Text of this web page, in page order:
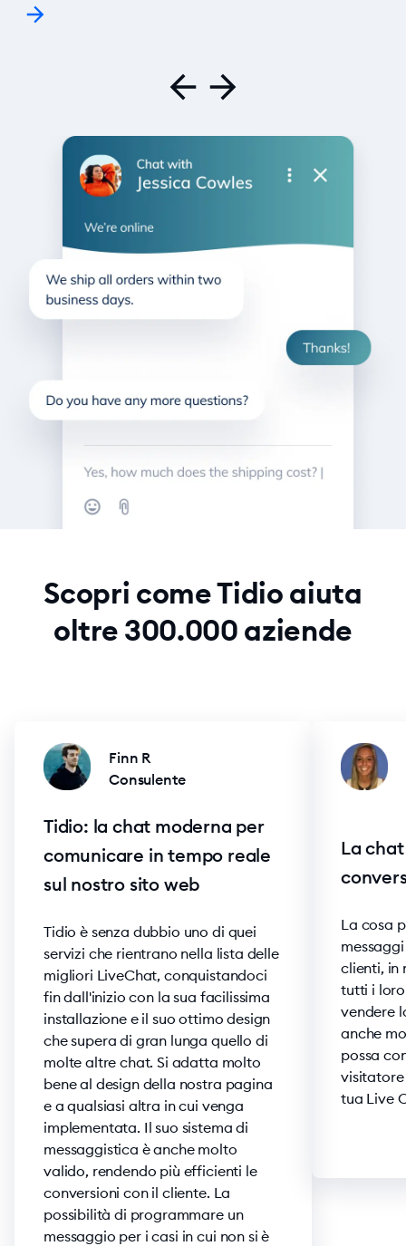
Scopri come Tidio aiuta
oltre 300.000 aziende
Finn R
Consulente
Tidio: la chat moderna per
comunicare in tempo reale
sul nostro sito web
Tidio è senza dubbio uno di quei
servizi che rientrano nella lista delle
migliori LiveChat, conquistandoci
fin dall'inizio con la sua facilissima
installazione e il suo ottimo design
che supera di gran lunga quello di
molte altre chat. Si adatta molto
bene al design della nostra pagina
e a qualsiasi altra in cui venga
implementata. Il suo sistema di
messaggistica è anche molto
valido, rendendo più efficienti le
conversioni con il cliente. La
possibilità di programmare un
messaggio per i casi in cui non si è
La
La cosa
clienti, in
tutti i
vendere
anche
possa
tua Live